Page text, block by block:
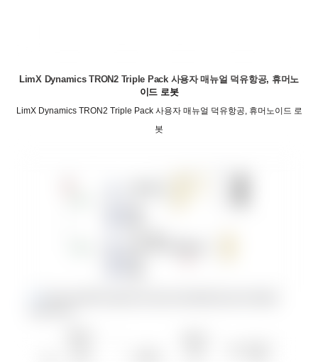
LimX Dynamics TRON2 Triple Pack 사용자 매뉴얼 덕유항공, 휴머노
이드 로봇
LimX Dynamics TRON2 Triple Pack 사용자 매뉴얼 덕유항공, 휴머노이드 로
봇